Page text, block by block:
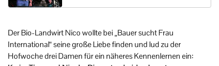
Der Bio-Landwirt Nico wollte bei „Bauer sucht Frau
International“ seine große Liebe finden und lud zu der
Hofwoche drei Damen für ein näheres Kennenlernen ein: